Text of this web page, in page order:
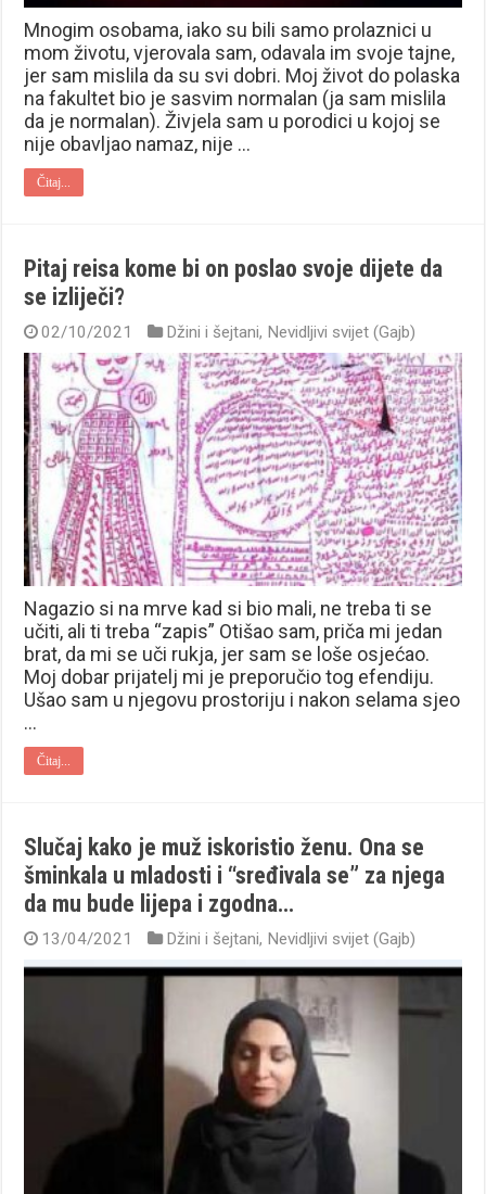
Mnogim osobama, iako su bili samo prolaznici u
mom životu, vjerovala sam, odavala im svoje tajne,
jer sam mislila da su svi dobri. Moj život do polaska
na fakultet bio je sasvim normalan (ja sam mislila
da je normalan). Živjela sam u porodici u kojoj se
nije obavljao namaz, nije …
Čitaj...
Pitaj reisa kome bi on poslao svoje dijete da
se izliječi?
02/10/2021 Džini i šejtani, Nevidljivi svijet (Gajb)
Nagazio si na mrve kad si bio mali, ne treba ti se
učiti, ali ti treba “zapis” Otišao sam, priča mi jedan
brat, da mi se uči rukja, jer sam se loše osjećao.
Moj dobar prijatelj mi je preporučio tog efendiju.
Ušao sam u njegovu prostoriju i nakon selama sjeo
…
Čitaj...
Slučaj kako je muž iskoristio ženu. Ona se
šminkala u mladosti i “sređivala se” za njega
da mu bude lijepa i zgodna…
13/04/2021 Džini i šejtani, Nevidljivi svijet (Gajb)